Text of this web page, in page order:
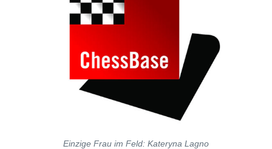
Einzige Frau im Feld: Kateryna Lagno